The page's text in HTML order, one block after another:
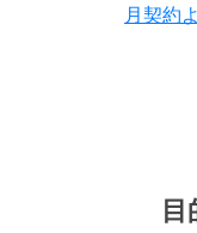
月契約